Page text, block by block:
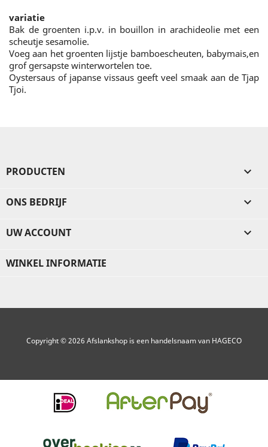
variatie
Bak de groenten i.p.v. in bouillon in arachideolie met een
scheutje sesamolie.
Voeg aan het groenten lijstje bamboescheuten, babymais,en
grof gersapste winterwortelen toe.
Oystersaus of japanse vissaus geeft veel smaak aan de Tjap
Tjoi.
PRODUCTEN 
ONS BEDRIJF 
UW ACCOUNT 
WINKEL INFORMATIE
Copyright © 2026 Afslankshop is een handelsnaam van HAGECO